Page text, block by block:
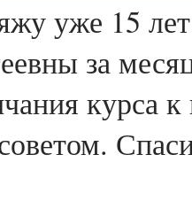
уже 15
за
курса к